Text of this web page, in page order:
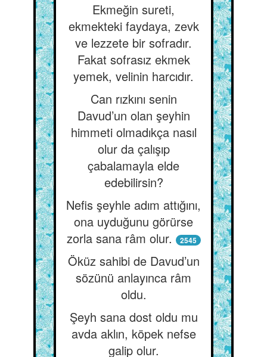
Ekmeğin sureti,
ekmekteki faydaya, zevk
ve lezzete bir sofradır.
Fakat sofrasız ekmek
yemek, velinin harcıdır.
Can rızkını senin
Davud’un olan şeyhin
himmeti olmadıkça nasıl
olur da çalışıp
çabalamayla elde
edebilirsin?
Nefis şeyhle adım attığını,
ona uyduğunu görürse
zorla sana râm olur.
2545
Öküz sahibi de Davud’un
sözünü anlayınca râm
oldu.
Şeyh sana dost oldu mu
avda aklın, köpek nefse
galip olur.